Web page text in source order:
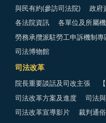
與民有約(參訪司法院) 政府
各法院資訊 各單位及所屬
勞務承攬派駐勞工申訴機制專
司法博物館
司法改革
院長重要談話及司改主張
司法改革方案及進度 司法
司法改革宣導影片 裁判通